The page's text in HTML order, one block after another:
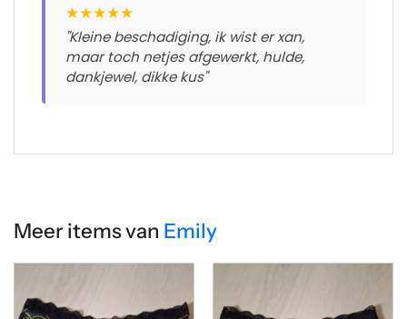
★★★★★
"Kleine beschadiging, ik wist er xan,
maar toch netjes afgewerkt, hulde,
dankjewel, dikke kus"
Meer items van Emily